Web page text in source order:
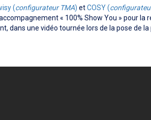
(configurateur TMA) etCOSY (
« 100% Show You » pour
dans une vidéo tournée lors de la pose de